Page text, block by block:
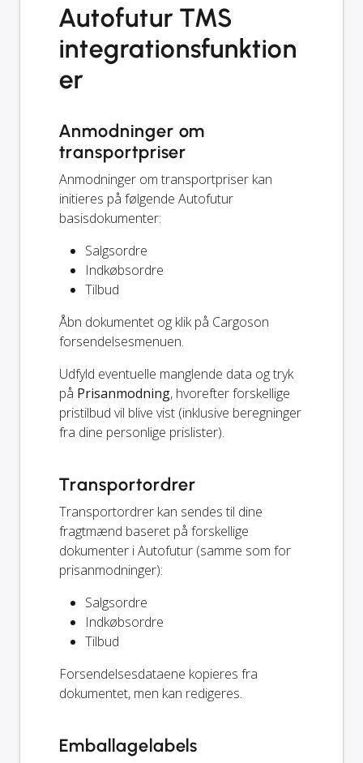
Autofutur TMS
integrationsfunktion
er
Anmodninger om
transportpriser
Anmodninger om transportpriser kan
initieres på følgende Autofutur
basisdokumenter:
Salgsordre
Indkøbsordre
Tilbud
Åbn dokumentet og klik på Cargoson
forsendelsesmenuen.
Udfyld eventuelle manglende data og tryk
på Prisanmodning, hvorefter forskellige
pristilbud vil blive vist (inklusive beregninger
fra dine personlige prislister).
Transportordrer
Transportordrer kan sendes til dine
fragtmænd baseret på forskellige
dokumenter i Autofutur (samme som for
prisanmodninger):
Salgsordre
Indkøbsordre
Tilbud
Forsendelsesdataene kopieres fra
dokumentet, men kan redigeres.
Emballagelabels